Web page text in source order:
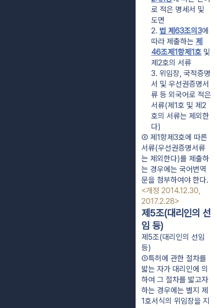
로 적은 명세서 및
도면
2. 법 제63조의3에
따라 제출하는 제
46조제1항제1호 및
제2호의 서류
3. 위임장, 국적증명
서 및 우선권증명서
류 등 외국어로 적은
서류(제1호 및 제2
호의 서류는 제외한
다)
② 제1항제3호에 따른
서류(우선권증명서류
는 제외한다)를 제출하
는 경우에는 국어번역
<개정 2014.12.30,
2017.2.28>
제5조(대리인의 선
임 등)
제5조(대리인의 선임
등)
①특허에 관한 절차를
밟는 자가 대리인에 의
하여 그 절차를 밟고자
하는 경우에는 별지 제
1호서식의 위임장을 지